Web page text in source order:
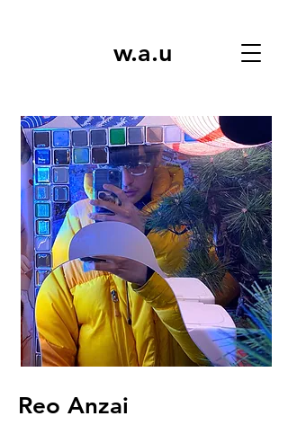
w.a.u
Reo Anzai